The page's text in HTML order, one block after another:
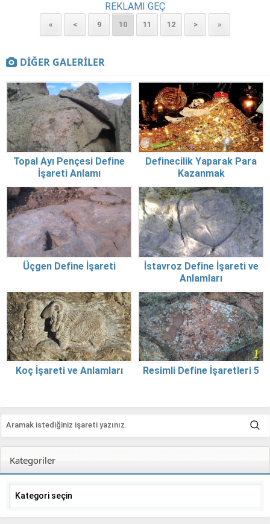
REKLAMI GEÇ
« < 9 10 11 12 > »
DİĞER GALERİLER
Topal Ayı Pençesi Define
İşareti Anlamı
Definecilik Yaparak Para
Kazanmak
Üçgen Define İşareti
İstavroz Define İşareti ve
Anlamları
Koç İşareti ve Anlamları Resimli Define İşaretleri 5
Kategoriler
Kategoriler